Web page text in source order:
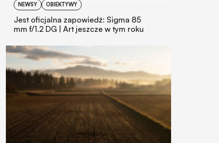
NEWSY OBIEKTYWY
Jest oficjalna zapowiedź: Sigma 85
mm f/1.2 DG | Art jeszcze w tym roku